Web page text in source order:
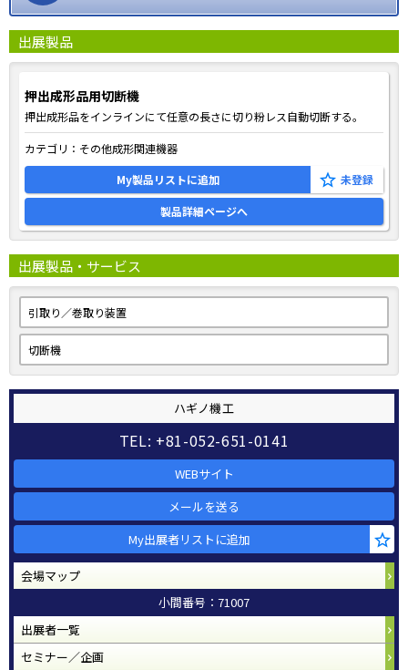
出展製品
押出成形品用切断機
押出成形品をインラインにて任意の長さに切り粉レス自動切断する。
カテゴリ： その他成形関連機器
My製品リストに追加
製品詳細ページへ
出展製品・サービス
引取り／巻取り装置
切断機
ハギノ機工
TEL: +81-052-651-0141
WEBサイト
メールを送る
My出展者リストに追加
会場マップ
小間番号：71007
出展者一覧
セミナー／企画